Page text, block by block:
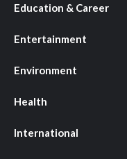
Education & Career
Entertainment
Environment
Health
International